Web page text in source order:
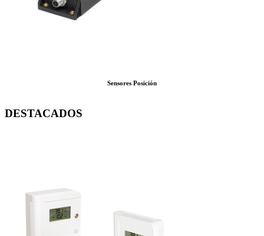
Sensores Posición
DESTACADOS